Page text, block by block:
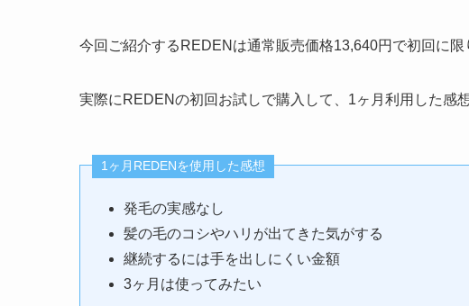
今回ご紹介するREDENは通常販売価格13,640円で初回に限
実際にREDENの初回お試しで購入して、1ヶ月利用した感
1ヶ月REDENを使用した感想
発毛の実感なし
髪の毛のコシやハリが出てきた気がする
継続するには手を出しにくい金額
3ヶ月は使ってみたい